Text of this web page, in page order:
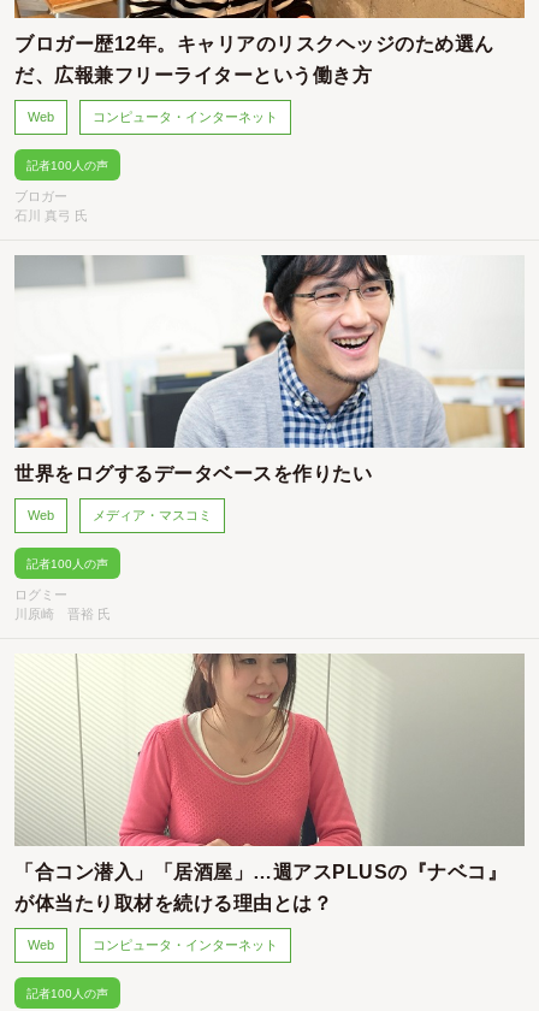
ブロガー歴12年。キャリアのリスクヘッジのため選ん
だ、広報兼フリーライターという働き方
Web コンピュータ・インターネット
記者100人の声
ブロガー
石川 真弓 氏
世界をログするデータベースを作りたい
Web メディア・マスコミ
記者100人の声
ログミー
川原崎 晋裕 氏
「合コン潜入」「居酒屋」…週アスPLUSの『ナベコ』
が体当たり取材を続ける理由とは？
Web コンピュータ・インターネット
記者100人の声